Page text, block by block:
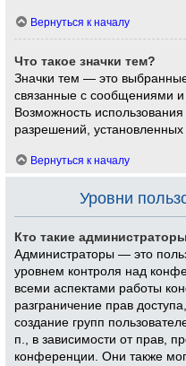
Вернуться к началу
Что такое значки тем?
Значки тем — это
связанные с сообщениями
Возможность использования
разрешений,
Вернуться к началу
Уровни
Кто такие
Администраторы — это
уровнем контроля над
всеми аспектами работы
разграничение прав
создание групп
п., в зависимости от прав,
конференции. Они также